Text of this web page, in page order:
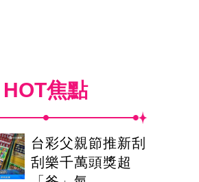
HOT焦點
台彩父親節推新刮
刮樂千萬頭獎超